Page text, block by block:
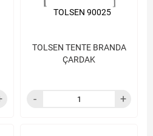
TOLSEN TENTE BRANDA
ÇARDAK
TOLSEN 90025